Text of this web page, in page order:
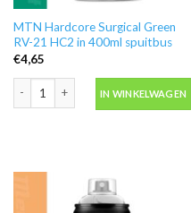
MTN Hardcore Surgical Green
RV-21 HC2 in 400ml spuitbus
€4,65
IN WINKELWAGEN